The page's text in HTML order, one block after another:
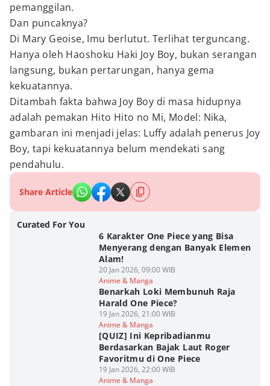
pemanggilan.
Dan puncaknya?
Di Mary Geoise, Imu berlutut. Terlihat terguncang.
Hanya oleh Haoshoku Haki Joy Boy, bukan serangan
langsung, bukan pertarungan, hanya gema
kekuatannya.
Ditambah fakta bahwa Joy Boy di masa hidupnya
adalah pemakan Hito Hito no Mi, Model: Nika,
gambaran ini menjadi jelas: Luffy adalah penerus Joy
Boy, tapi kekuatannya belum mendekati sang
pendahulu.
Share Article
Curated For You
6 Karakter One Piece yang Bisa
Menyerang dengan Banyak Elemen
Alam!
20 Jan 2026, 09:00 WIB
Anime & Manga
Benarkah Loki Membunuh Raja
Harald One Piece?
19 Jan 2026, 21:00 WIB
Anime & Manga
[QUIZ] Ini Kepribadianmu
Berdasarkan Bajak Laut Roger
Favoritmu di One Piece
19 Jan 2026, 22:00 WIB
Anime & Manga